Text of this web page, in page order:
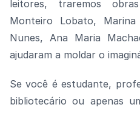
leitores, traremos
Monteiro Lobato, Marina
Nunes, Ana Maria
ajudaram a moldar o
Se você é estudante,
bibliotecário ou apenas